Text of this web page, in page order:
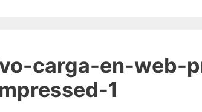
carga-en-web-
1